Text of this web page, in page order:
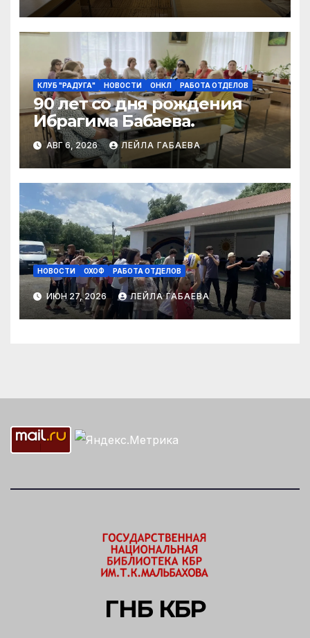
КЛУБ "РАДУГА" НОВОСТИ ОНКЛ РАБОТА ОТДЕЛОВ
90 лет со дня рождения
Ибрагима Бабаева.
АВГ 6, 2026 ЛЕЙЛА ГАБАЕВА
НОВОСТИ ОХОФ РАБОТА ОТДЕЛОВ
ИЮН 27, 2026 ЛЕЙЛА ГАБАЕВА
ГНБ КБР